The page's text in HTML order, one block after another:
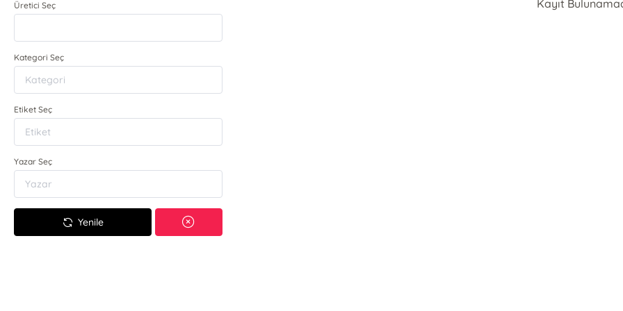
Üretici Seç
Kategori Seç
Etiket Seç
Yazar Seç
Yenile
Kayıt